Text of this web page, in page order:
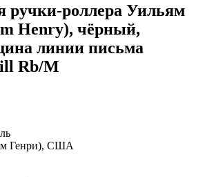
ручки-роллера Уильям
Henry), чёрный,
линии письма
Rb/M
Генри), США